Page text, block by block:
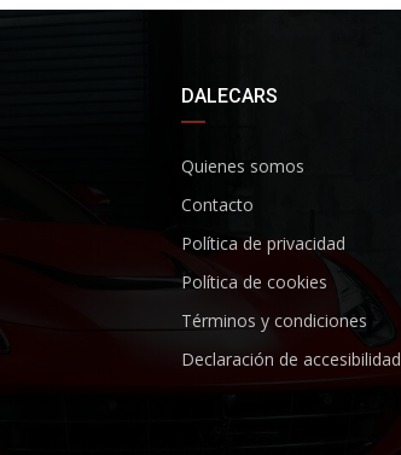
DALECARS
Quienes somos
Contacto
Política de privacidad
Política de cookies
Términos y condiciones
Declaración de accesibilidad